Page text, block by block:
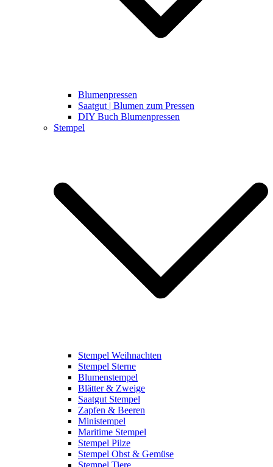
Blumenpressen
Saatgut | Blumen zum Pressen
DIY Buch Blumenpressen
Stempel
Stempel Weihnachten
Stempel Sterne
Blumenstempel
Blätter & Zweige
Saatgut Stempel
Zapfen & Beeren
Ministempel
Maritime Stempel
Stempel Pilze
Stempel Obst & Gemüse
Stempel Tiere